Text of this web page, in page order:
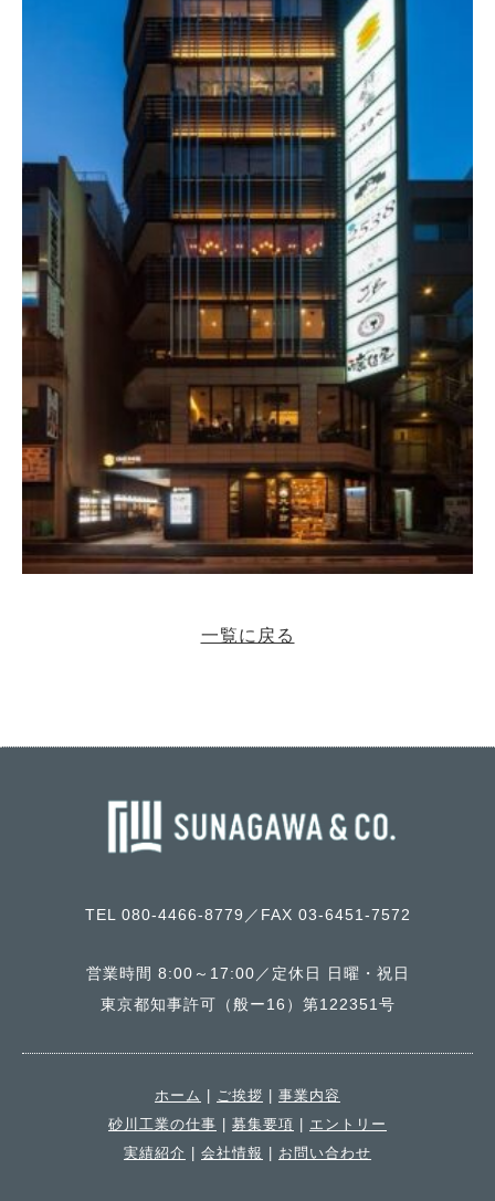
一覧に戻る
TEL 080-4466-8779／FAX 03-6451-7572
営業時間 8:00～17:00／定休日 日曜・祝日
東京都知事許可（般ー16）第122351号
ホーム ご挨拶
事業内容
砂川工業の仕事
募集要項
エントリー
実績紹介
会社情報 お問い合わせ